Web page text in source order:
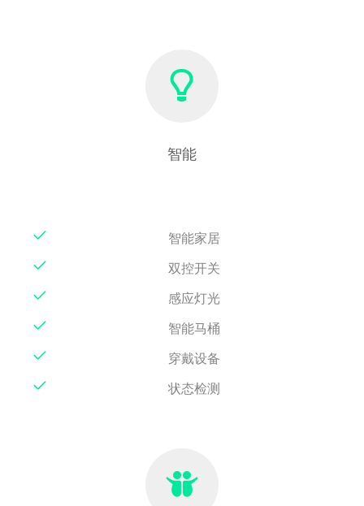
智能
智能家居
双控开关
感应灯光
智能马桶
穿戴设备
状态检测